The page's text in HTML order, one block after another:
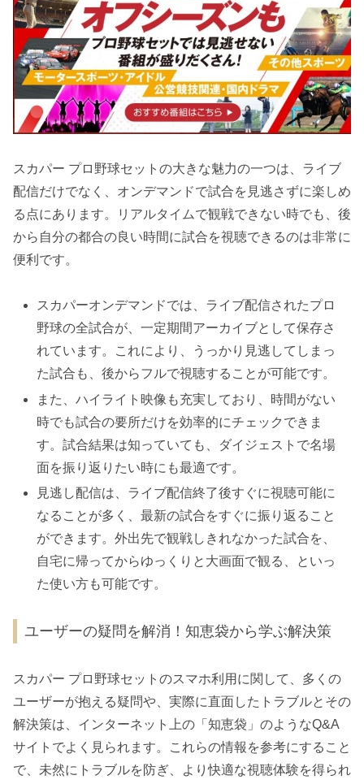
スカパー プロ野球セットの大きな魅力の一つは、ライブ
配信だけでなく、オンデマンドで試合を見逃さずに楽しめ
る点にあります。リアルタイムで観戦できない時でも、後
から自分の都合の良い時間に試合を視聴できるのは非常に
便利です。
スカパーオンデマンドでは、ライブ配信されたプロ
野球の全試合が、一定期間アーカイブとして保存さ
れています。これにより、うっかり見逃してしまっ
た試合も、後からフルで視聴することが可能です。
また、ハイライト映像も充実しており、時間がない
時でも試合の要所だけを効率的にチェックできま
す。試合結果は知っていても、ダイジェストで名場
面を振り返りたい時にも最適です。
見逃し配信は、ライブ配信終了後すぐに視聴可能に
なることが多く、最新の試合をすぐに振り返ること
ができます。外出先で観戦しきれなかった試合を、
自宅に帰ってからゆっくりと大画面で観る、といっ
た使い方も可能です。
ユーザーの疑問を解消！知恵袋から学ぶ解決策
スカパー プロ野球セットのスマホ利用に関して、多くの
ユーザーが抱える疑問や、実際に直面したトラブルとその
解決策は、インターネット上の「知恵袋」のようなQ&A
サイトでよく見られます。これらの情報を参考にすること
で、未然にトラブルを防ぎ、より快適な視聴体験を得られ